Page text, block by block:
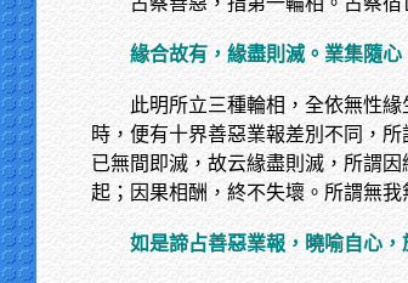
緣合故有，緣盡則滅。業集隨
此明所立三種輪相，全依無性
時，便有十界善惡業報差別不同，
已無間即滅，故云緣盡則滅，所謂
起；因果相酬，終不失壞。所謂無
如是諦占善惡業報，曉喻自心，